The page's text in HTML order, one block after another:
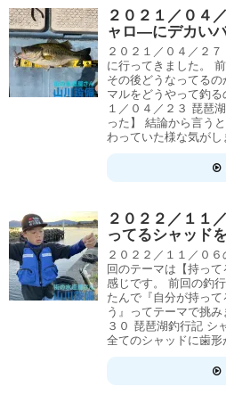
２０２１／０４
ャロ―にデカい
２０２１／０４／２
に行ってきました。
その後どうなってる
マルをどうやって釣
１／０４／２３ 琵琶
った】 結論から言う
わっていた様な気がし
２０２２／１１
ってるシャッド
２０２２／１１／０
回のテーマは【持っ
感じです。 前回の釣
たんで『自分が持っ
う』ってテーマで挑
３０ 琵琶湖釣行記 シ
全てのシャッドに歯形